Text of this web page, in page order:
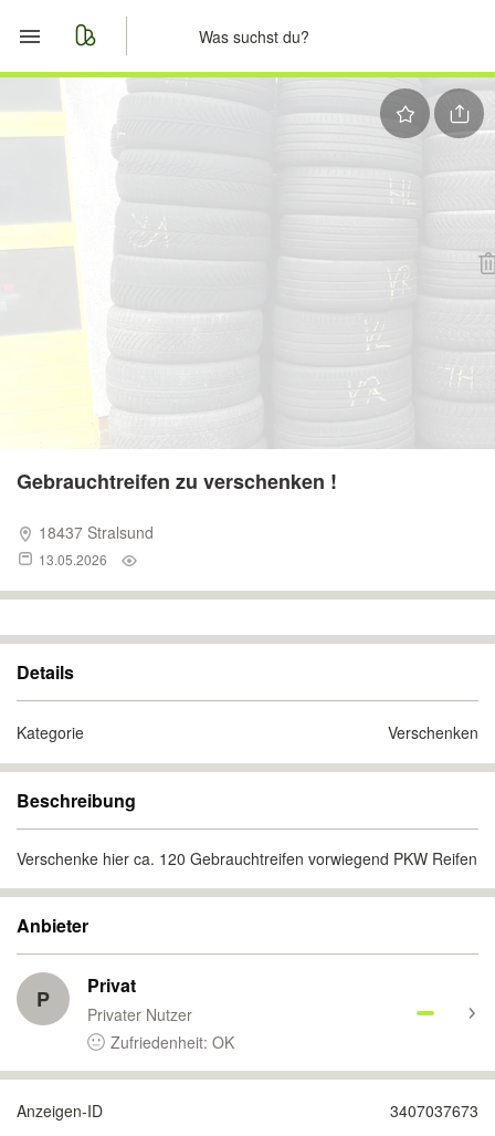
Merkliste
Nachrichten
Anzeige aufgeben
Gebrauchtreifen zu verschenken !
18437 Stralsund
13.05.2026
Details
Kategorie Verschenken
Beschreibung
Verschenke hier ca. 120 Gebrauchtreifen vorwiegend PKW Reifen
Anbieter
P Privat
Privater Nutzer
Zufriedenheit: OK
Anzeigen-ID 3407037673